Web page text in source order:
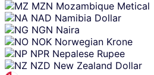
MZN Mozambique Metical
NAD Namibia Dollar
NGN Naira
NOK Norwegian Krone
NPR Nepalese Rupee
NZD New Zealand Dollar